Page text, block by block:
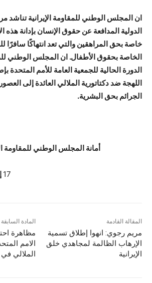
ان المجلس الوطني للمقاومة الإيرانية تناشد
الدولية المدافعة عن حقوق الإنسان بإدانة هذه
خاصة بحق المراهقين والتي تعد انتهاكًا سافرًا
الخاصة بحقوق الأطفال. ان المجلس الوطني
الدورة الحالية للجمعية العامة للأمم المتحدة
اللهجة ضد دكتاتورية الملالي العائدة إلى
الجرائم بحق البشرية.
أمانة المجلس الوطني للمقاومة
17
المادة السابقة
مظاهرة
الامم
الملالي
المقالة القادمة
مريم رجوي: انهوا إطلاق تسمية
الإرهاب الظالمة لمجاهدي خلق
الإيرانية